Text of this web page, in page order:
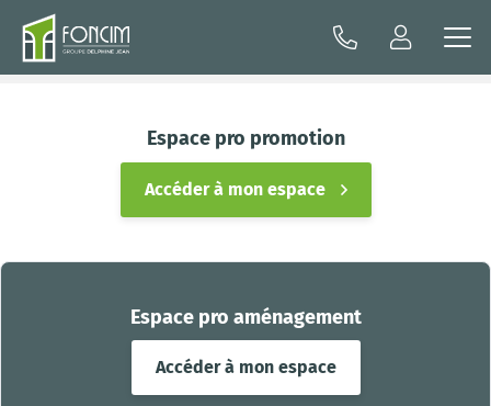
Espace pro aménagement
Accéder à mon espace
Espace pro promotion
Accéder à mon espace